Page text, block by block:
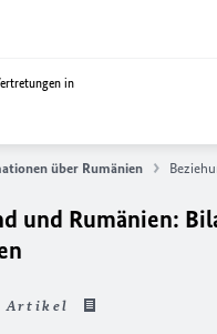
in
über Rumänien
und Rumänien:
Artikel